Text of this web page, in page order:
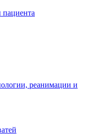
пациента
реанимации и